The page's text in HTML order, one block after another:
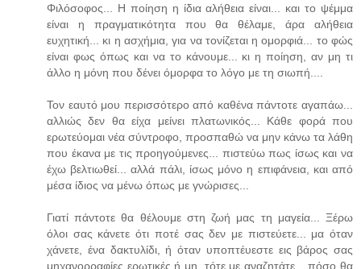
Φιλόσοφος... Η ποίηση η ίδια αλήθεια είναι... και το ψέμμα
είναι η πραγματικότητα που θα θέλαμε, άρα αλήθεια
ευχητική... κι η ασχήμια, για να τονίζεται η ομορφιά... το φώς
είναι φως όπως και να το κάνουμε... κι η ποίηση, αν μη τι
άλλο η μόνη που δένει όμορφα το λόγο με τη σιωπή....
Τον εαυτό μου περισσότερο από καθένα πάντοτε αγαπάω...
αλλιώς δεν θα είχα μείνει πλατωνικός... Κάθε φορά που
ερωτεύομαι νέα σύντροφο, προσπαθώ να μην κάνω τα λάθη
που έκανα με τις προηγούμενες... πιστεύω πως ίσως και να
έχω βελτιωθεί... αλλά πάλι, ίσως μόνο η επιφάνεια, και από
μέσα ίδιος να μένω όπως με γνώρισες...
Γιατί πάντοτε θα θέλουμε στη ζωή μας τη μαγεία... Ξέρω
όλοι σας κάνετε ότι ποτέ σας δεν με πιστεύετε... μα όταν
χάνετε, ένα δακτυλίδι, ή όταν υποπτέυεστε εις βάρος σας
μηχανορραφίες ερωτικές ή μη, τότε με αναζητάτε... πόσο θα